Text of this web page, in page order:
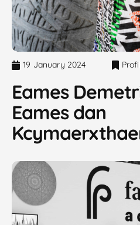
19 January 2024 Profil
Eames
Eames dan